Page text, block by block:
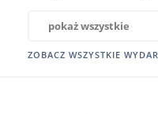
wystawy
ZOBACZ WSZYSTKIE